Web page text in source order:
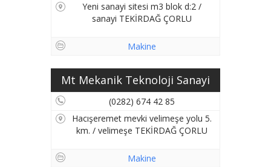
Yeni sanayi sitesi m3 blok d:2 /
sanayi TEKİRDAĞ ÇORLU
Makine
Mt Mekanik Teknoloji Sanayi
(0282) 674 42 85
Hacışeremet mevki velimeşe yolu 5.
km. / velimeşe TEKİRDAĞ ÇORLU
Makine